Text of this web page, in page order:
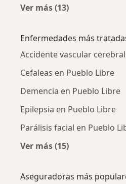
Ver más (13)
Enfermedades más
Accidente vascular
Cefaleas en Pueblo Libre
Demencia en Pueblo Libre
Epilepsia en Pueblo Libre
Parálisis facial en Pueblo
Ver más (15)
Aseguradoras más